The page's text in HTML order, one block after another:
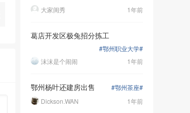
1年前
大家闺秀
葛店开发区极兔招分拣工
#鄂州职业大学#
1年前
沫沫是个闹闹
鄂州杨叶还建房出售
#鄂州茶座#
1年前
Dickson.WAN